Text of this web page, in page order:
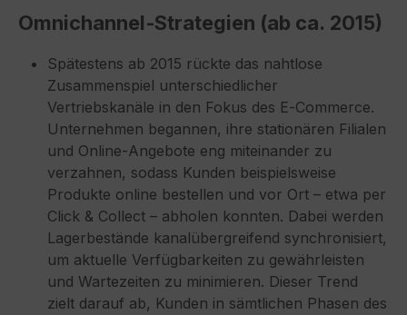
Omnichannel‑Strategien (ab ca. 2015)
Spätestens ab 2015 rückte das nahtlose
Zusammenspiel unterschiedlicher
Vertriebskanäle in den Fokus des E‑Commerce.
Unternehmen begannen, ihre stationären Filialen
und Online‑Angebote eng miteinander zu
verzahnen, sodass Kunden beispielsweise
Produkte online bestellen und vor Ort – etwa per
Click & Collect – abholen konnten. Dabei werden
Lagerbestände kanalübergreifend synchronisiert,
um aktuelle Verfügbarkeiten zu gewährleisten
und Wartezeiten zu minimieren. Dieser Trend
zielt darauf ab, Kunden in sämtlichen Phasen des